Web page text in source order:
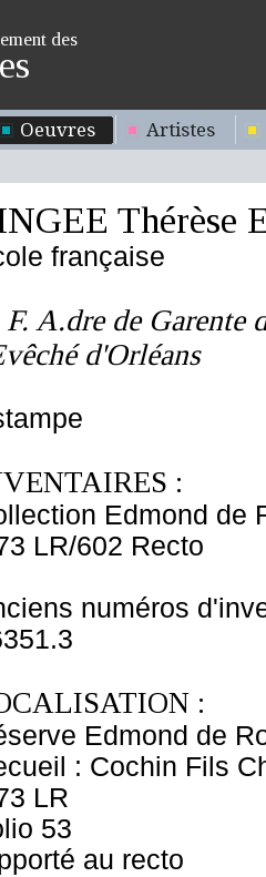
des
Oeuvres Artistes
Thérèse
française
A.dre de Garente
d'Orléans
:
Edmond de
LR/602 Recto
numéros
:
Edmond de
: Cochin Fils
LR
53
au recto